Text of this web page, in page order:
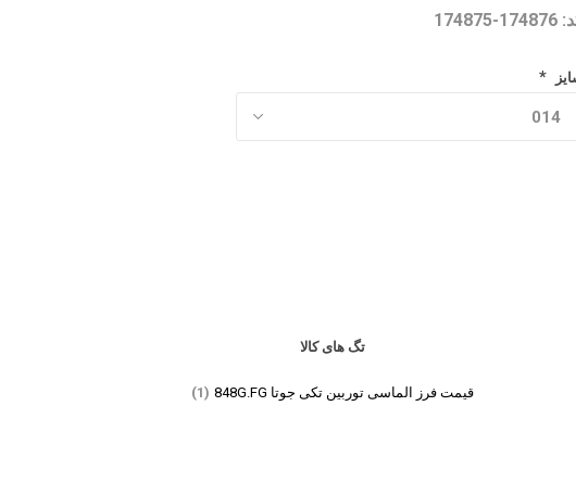
174875
*
تگ های کالا
قیمت فرز الماسی توربین تکی جوتا 848G.FG (1)